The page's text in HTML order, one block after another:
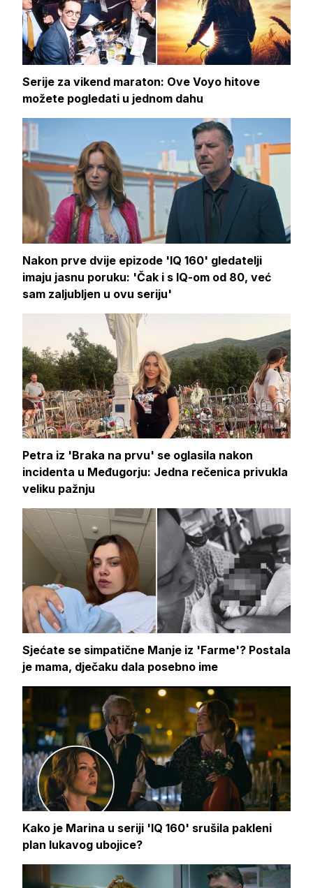
Serije za vikend maraton: Ove Voyo hitove
možete pogledati u jednom dahu
Nakon prve dvije epizode 'IQ 160' gledatelji
imaju jasnu poruku: 'Čak i s IQ-om od 80, već
sam zaljubljen u ovu seriju'
Petra iz 'Braka na prvu' se oglasila nakon
incidenta u Međugorju: Jedna rečenica privukla
veliku pažnju
Sjećate se simpatične Manje iz 'Farme'? Postala
je mama, dječaku dala posebno ime
Kako je Marina u seriji 'IQ 160' srušila pakleni
plan lukavog ubojice?